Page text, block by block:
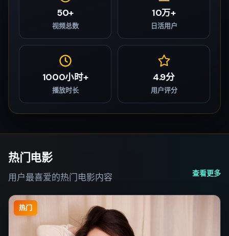
50+
视频总数
10万+
日活用户
1000小时+
播放时长
4.9分
用户评分
热门电影
用户最喜爱的热门电影内容 查看更多
热门